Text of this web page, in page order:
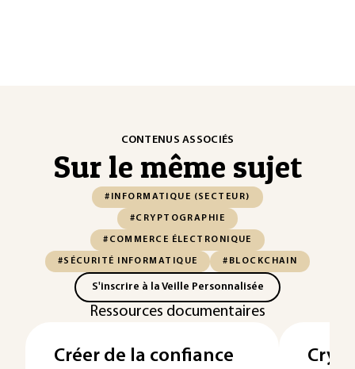
CONTENUS ASSOCIÉS
Sur le même sujet
#INFORMATIQUE (SECTEUR)
#CRYPTOGRAPHIE
#COMMERCE ÉLECTRONIQUE
#SÉCURITÉ INFORMATIQUE #BLOCKCHAIN
S'inscrire à la Veille Personnalisée
Ressources documentaires
Créer de la confiance